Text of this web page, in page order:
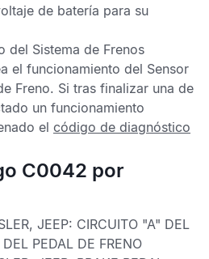
de batería para su
del Sistema de Frenos
el funcionamiento del Sensor
Freno. Si tras finalizar una de
un funcionamiento
el código de diagnóstico
C0042 por
JEEP: CIRCUITO "A" DEL
PEDAL DE FRENO